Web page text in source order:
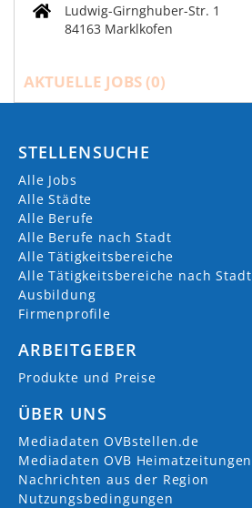
Ludwig-Girnghuber-Str. 1
84163 Marklkofen
AKTUELLE JOBS (0)
STELLENSUCHE
Alle Jobs
Alle Städte
Alle Berufe
Alle Berufe nach Stadt
Alle Tätigkeitsbereiche
Alle Tätigkeitsbereiche nach Stadt
Ausbildung
Firmenprofile
ARBEITGEBER
Produkte und Preise
ÜBER UNS
Mediadaten OVBstellen.de
Mediadaten OVB Heimatzeitungen
Nachrichten aus der Region
Nutzungsbedingungen